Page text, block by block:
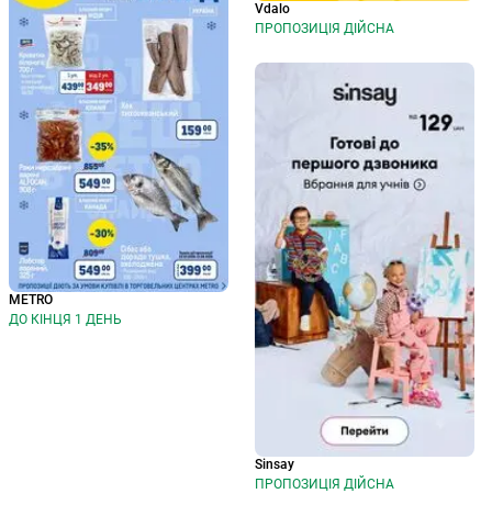
METRO
ДО КІНЦЯ 1 ДЕНЬ
Vdalo
ПРОПОЗИЦІЯ ДІЙСНА
Sinsay
ПРОПОЗИЦІЯ ДІЙСНА